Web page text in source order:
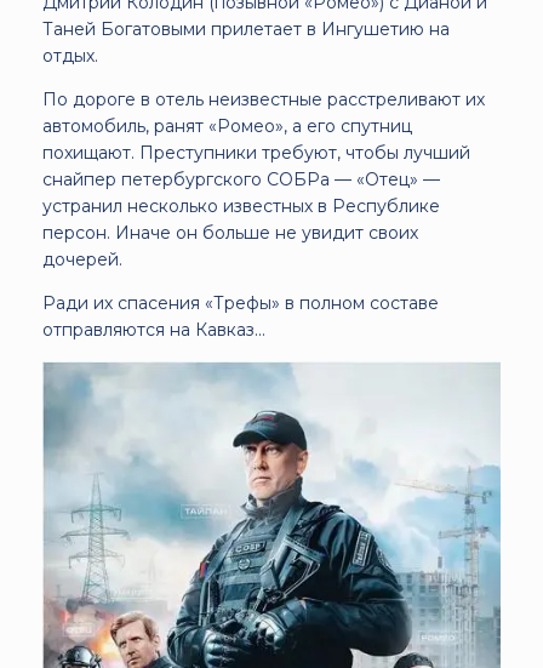
Таней Богатовыми прилетает в Ингушетию на
отдых.
По дороге в отель неизвестные расстреливают их
автомобиль, ранят «Ромео», а его спутниц
похищают. Преступники требуют, чтобы лучший
снайпер петербургского СОБРа — «Отец» —
устранил несколько известных в Республике
персон. Иначе он больше не увидит своих
дочерей.
Ради их спасения «Трефы» в полном составе
отправляются на Кавказ...